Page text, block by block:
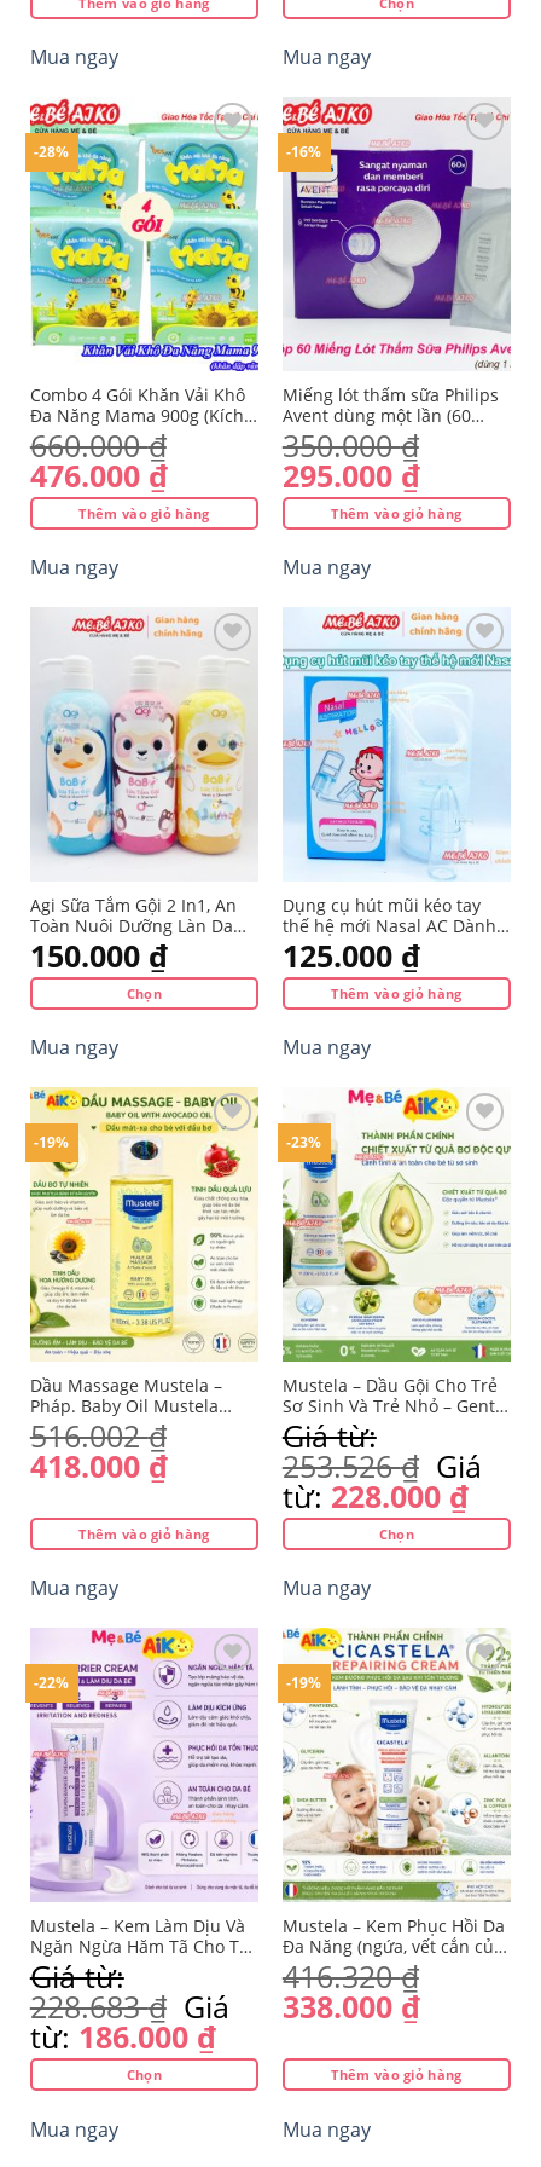
là:
110.000 ₫.
tại
Mua ngay
phẩm
có
nhiều
biến
thể.
Các
tùy
chọn
có
được
chọn
trên
trang
sản
phẩm
Mua ngay
-28%
Yêu
thích
Combo 4 Gói Khăn Vải Khô
Đa Năng Mama 900g (Kích
Thước 15x18cm) – Thương
Hiệu BeeVN Mama
660.000₫
Giá
gốc
là:
660.000 ₫.
476.000 ₫Giá
hiện
tại
Thêm vào giỏ hàng
Mua ngay
-16%
Yêu
Miếng lót thấm sữa Philips
Avent dùng một lần (60
cái/hộp)
350.000₫
Giá
gốc
là:
350.000 ₫.
295.000 ₫Giá
hiện
tại
Thêm vào giỏ hàng
Mua ngay
Yêu
thích
Agi Sữa Tắm Gội 2 In1, An
Toàn Nuôi Dưỡng Làn Da
Em Bé Với Dung Tích 700ml
150.000 ₫
Chọn
phẩm
có
nhiều
biến
thể.
Các
tùy
chọn
có
thể
được
chọn
trên
trang
sản
phẩm
Mua ngay
Dụng cụ hút mũi kéo tay
thế hệ mới Nasal AC Dành
Cho Bé Trên 18 Tháng
125.000 ₫
Thêm vào giỏ hàng
Mua ngay
-19%
Yêu
thích
Dầu Massage Mustela –
Pháp. Baby Oil Mustela
100ml
516.002₫
Giá
là:
516.002 ₫.
418.000 ₫Giá
tại
là:
418.000 ₫.
Thêm vào giỏ hàng
Mua ngay
-23%
Yêu
thích
Mustela – Dầu Gội Cho Trẻ
Sơ Sinh Và Trẻ Nhỏ – Gentle
Shampoo Mustela – Pháp
Giá từ:
253.526₫ Giá
từ: 228.000 ₫
Chọn
phẩm
có
nhiều
biến
thể.
Các
tùy
chọn
có
thể
được
chọn
trên
trang
sản
phẩm
Mua ngay
-22%
Yêu
thích
Mustela – Kem Làm Dịu Và
Ngăn Ngừa Hăm Tã Cho Trẻ
Sơ Sinh & Em Bé – Vitamin
Giá từ:
228.683₫ Giá
từ: 186.000 ₫
Chọn
phẩm
Mua ngay
-19%
Yêu
thích
Mustela – Kem Phục Hồi Da
Đa Năng (ngứa, vết cắn của
côn trùng..) Cicastela
Repairing Cream 40ml
416.320₫
Giá
là:
416.320 ₫.
338.000 ₫Giá
tại
là:
Thêm vào giỏ hàng
Mua ngay